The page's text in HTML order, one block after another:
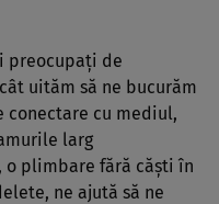
preocupaţi de
uităm să ne bucurăm
conectare cu mediul,
larg
, o plimbare fără căşti în
ne ajută să ne